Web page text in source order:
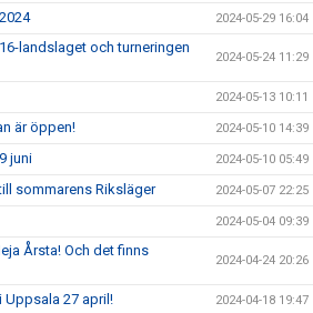
2024-05-29 16:04
landslaget och turneringen
2024-05-24 11:29
2024-05-13 10:11
är öppen! 2024-05-10 14:39
juni 2024-05-10 05:49
sommarens Riksläger 2024-05-07 22:25
2024-05-04 09:39
Årsta! Och det finns
2024-04-24 20:26
27 april! 2024-04-18 19:47